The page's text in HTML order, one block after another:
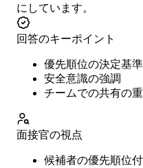
にしています。
回答のキーポイント
優先順位の決定基
安全意識の強調
チームでの共有の
面接官の視点
候補者の優先順位